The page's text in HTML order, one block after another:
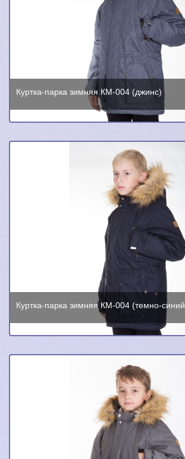
Куртка-парка зимняя КМ-004 (джинс)
Куртка-парка зимняя КМ-004 (темно-